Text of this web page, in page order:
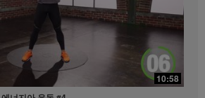
체중 감량 프로그램을 시작하기 앞
셔야 합니다. 허벌라이프® 제품은
의 일부로써 체중 감량과 체중 조절을
다. 비록 특정 허벌라이프® 제품은 일
를 대체하기에 적합할 수 있으나, 개인
체해서는 안되며, 매일 최소한 한 번
보충되어야 합니다.
21:35
10:58